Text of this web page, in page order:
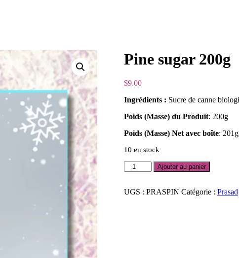
Pine sugar 200g
$9.00
Ingrédients : Sucre de canne
Poids (Masse) du Produit: 200g
Poids (Masse) Net avec boîte: 201g
10 en stock
quantité
de
sugar
Ajouter au panier
UGS : PRASPIN Catégorie : Prasad